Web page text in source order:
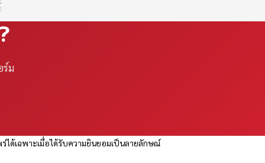
ร์ม
ได้เฉพาะเมื่อได้รับความยินยอมเป็นลายลักษณ์